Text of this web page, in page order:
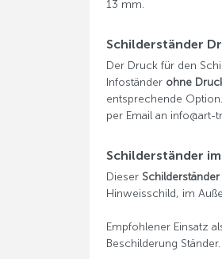
13 mm.
Schilderständer
Der Druck für den
Infoständer ohne
entsprechende
per Email an info@art-
Schilderständer
Dieser Schilderständer
Hinweisschild, im
Empfohlener Einsatz
Beschilderung Ständer.